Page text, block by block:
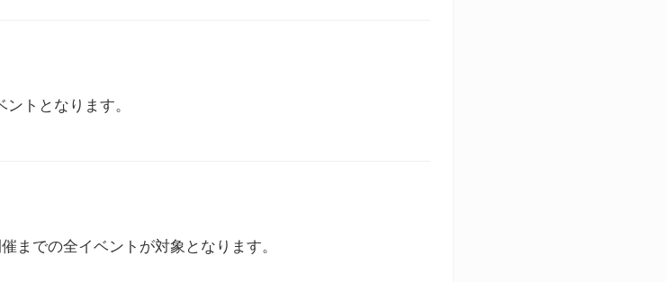
トとなります。
までの全イベントが対象となります。